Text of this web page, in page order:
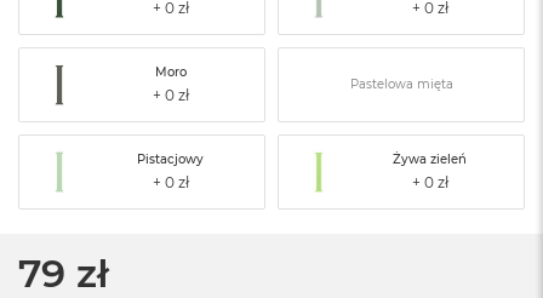
Moro
Pastelowa mięta
Pistacjowy Żywa zieleń
79 zł